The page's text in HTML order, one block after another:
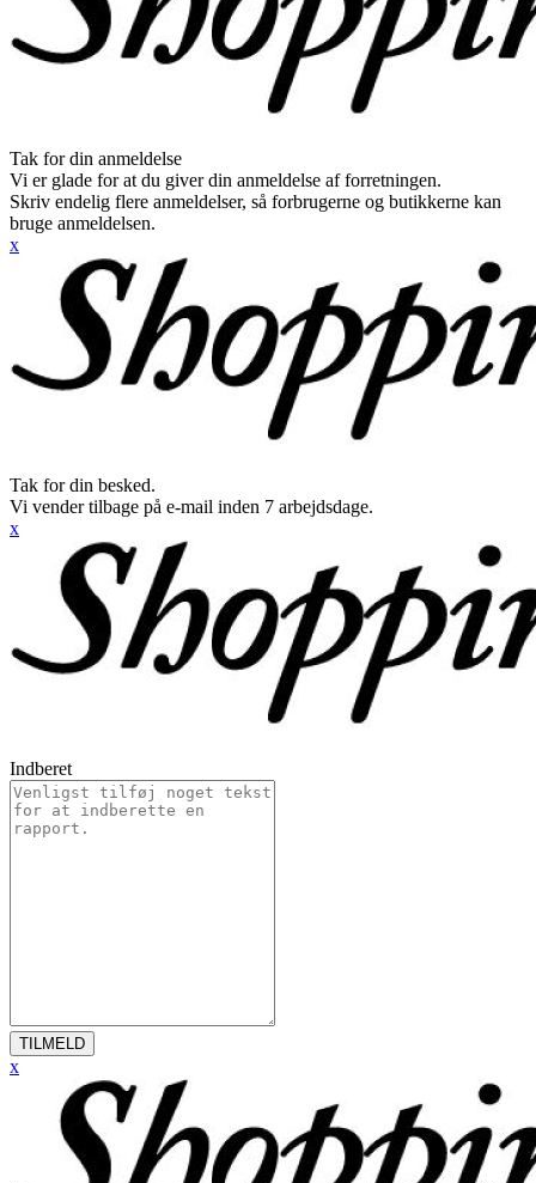
Tak for din anmeldelse
Vi er glade for at du giver din anmeldelse af forretningen.
Skriv endelig flere anmeldelser, så forbrugerne og butikkerne kan
bruge anmeldelsen.
x
Tak for din besked.
Vi vender tilbage på e-mail inden 7 arbejdsdage.
x
Indberet
TILMELD
x